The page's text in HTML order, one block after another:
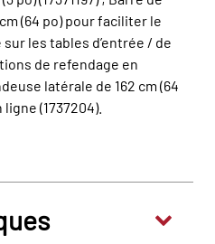
(64 po) pour faciliter le
les tables d’entrée / de
de refendage en
latérale de 162 cm (64
(1737204).